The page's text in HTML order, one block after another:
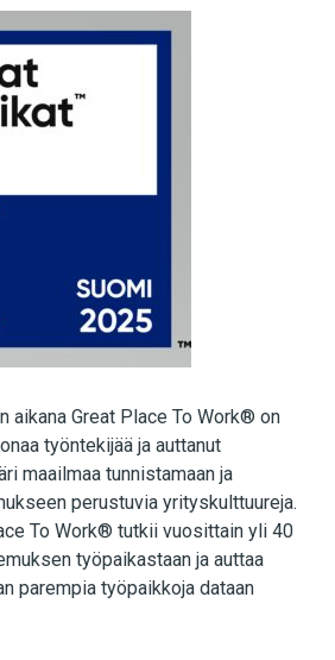
aikana Great Place To Work® on
työntekijää ja auttanut
maailmaa tunnistamaan ja
perustuvia yrityskulttuureja.
To Work® tutkii vuosittain yli 40
työpaikastaan ja auttaa
parempia työpaikkoja dataan